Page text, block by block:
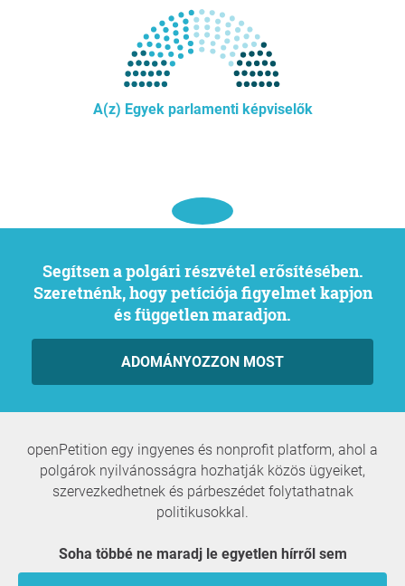
A(z) Egyek parlamenti képviselők
Segítsen a polgári részvétel erősítésében.
Szeretnénk, hogy petíciója figyelmet kapjon
és független maradjon.
ADOMÁNYOZZON MOST
openPetition egy ingyenes és nonprofit platform, ahol a
polgárok nyilvánosságra hozhatják közös ügyeiket,
szervezkedhetnek és párbeszédet folytathatnak
politikusokkal.
Soha többé ne maradj le egyetlen hírről sem